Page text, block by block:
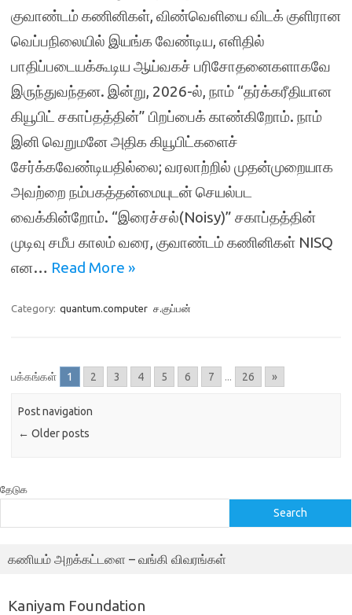
குவாண்டம் கணினிகள், விண்வெளியை விடக் குளிரான
வெப்பநிலையில் இயங்க வேண்டிய, எளிதில்
பாதிப்படையக்கூடிய ஆய்வகச் பரிசோதனைகளாகவே
இருந்துவந்தன. இன்று, 2026-ல், நாம் “தர்க்கரீதியான
கியூபிட் சகாப்தத்தின்” பிறப்பைக் காண்கிறோம். நாம்
இனி வெறுமனே அதிக கியூபிட்களைச்
சேர்க்கவேண்டியதில்லை; வரலாற்றில் முதன்முறையாக
அவற்றை நம்பகத்தன்மையுடன் செயல்பட
வைக்கின்றோம். “இரைச்சல்(Noisy)” சகாப்தத்தின்
முடிவு சமீப காலம் வரை, குவாண்டம் கணினிகள் NISQ
என… Read More »
Category: quantum.computer ச.குப்பன்
பக்கங்கள் 1 2 3 4 5 6 7 ... 26 »
Post navigation
← Older posts
தேடுக
Search
கணியம் அறக்கட்டளை – வங்கி விவரங்கள்
Kaniyam Foundation